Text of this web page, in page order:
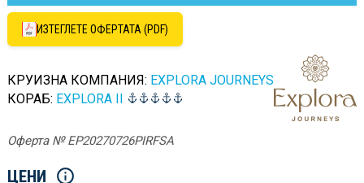
ИЗТЕГЛЕТЕ ОФЕРТАТА (PDF)
КРУИЗНА КОМПАНИЯ: EXPLORA JOURNEYS
КОРАБ: EXPLORA II
Оферта № EP20270726PIRFSA
ЦЕНИ